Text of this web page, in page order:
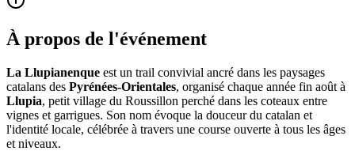
À propos de l'événement
La Llupianenque est un trail convivial ancré dans les paysages
catalans des Pyrénées-Orientales, organisé chaque année fin août à
Llupia, petit village du Roussillon perché dans les coteaux entre
vignes et garrigues. Son nom évoque la douceur du catalan et
l'identité locale, célébrée à travers une course ouverte à tous les âges
et niveaux.